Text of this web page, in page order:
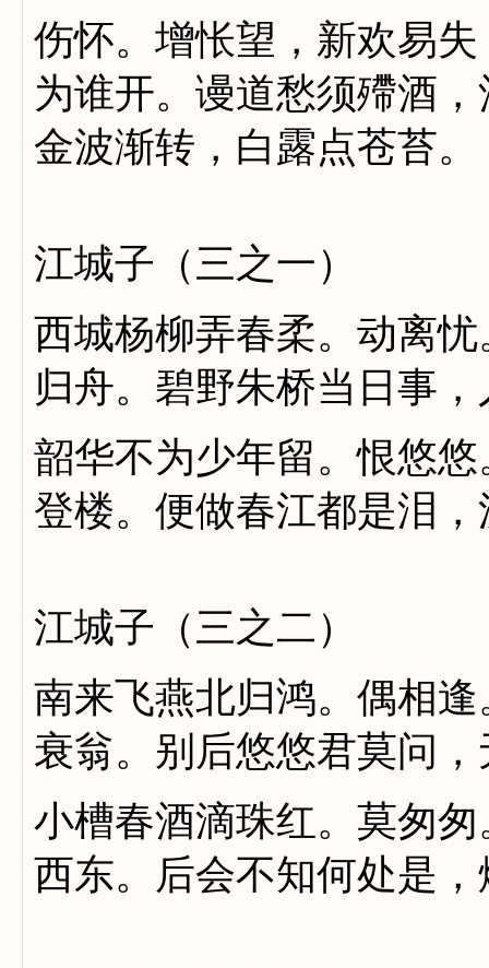
伤怀。增怅望，新欢易
为谁开。谩道愁须殢酒
金波渐转，白露点苍苔。
江城子（三之一）
西城杨柳弄春柔。动离
归舟。碧野朱桥当日事
韶华不为少年留。恨悠
登楼。便做春江都是泪
江城子（三之二）
南来飞燕北归鸿。偶相
衰翁。别后悠悠君莫问
小槽春酒滴珠红。莫匆
西东。后会不知何处是